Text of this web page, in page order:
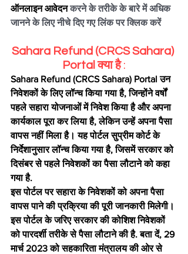
ऑनलाइन आवेदन करने के तरीके के बारे में अधिक
जानने के लिए नीचे दिए गए लिंक पर क्लिक करें
Sahara Refund (CRCS Sahara)
Portal क्या है :
Sahara Refund (CRCS Sahara) Portal उन
निवेशकों के लिए लॉन्च किया गया है, जिन्होंने वर्षों
पहले सहारा योजनाओं में निवेश किया है और अपना
कार्यकाल पूरा कर लिया है, लेकिन उन्हें अपना पैसा
वापस नहीं मिला है। यह पोर्टल सुप्रीम कोर्ट के
निर्देशानुसार लॉन्च किया गया है, जिसमें सरकार को
दिसंबर से पहले निवेशकों का पैसा लौटाने को कहा
गया है.
इस पोर्टल पर सहारा के निवेशकों को अपना पैसा
वापस पाने की प्रक्रिया की पूरी जानकारी मिलेगी।
इस पोर्टल के जरिए सरकार की कोशिश निवेशकों
को पारदर्शी तरीके से पैसा लौटाने की है. बता दें, 29
मार्च 2023 को सहकारिता मंत्रालय की ओर से